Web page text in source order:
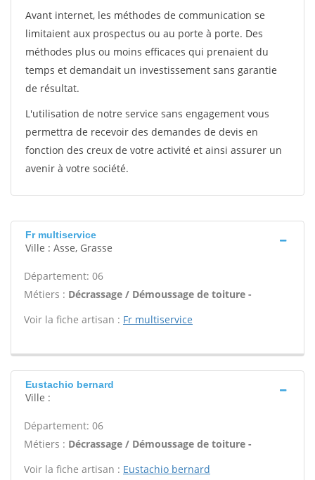
Avant internet, les méthodes de communication se
limitaient aux prospectus ou au porte à porte. Des
méthodes plus ou moins efficaces qui prenaient du
temps et demandait un investissement sans garantie
de résultat.
L'utilisation de notre service sans engagement vous
permettra de recevoir des demandes de devis en
fonction des creux de votre activité et ainsi assurer un
avenir à votre société.
Fr multiservice
Ville : Asse, Grasse
Département: 06
Métiers : Décrassage / Démoussage de toiture -
Voir la fiche artisan : Fr multiservice
Eustachio bernard
Ville :
Département: 06
Métiers : Décrassage / Démoussage de toiture -
Voir la fiche artisan : Eustachio bernard